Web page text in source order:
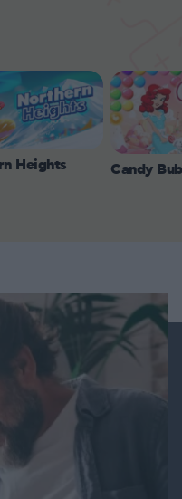
Heights Candy